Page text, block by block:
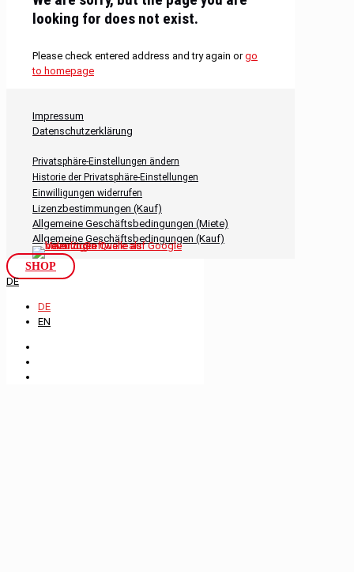
looking for does not exist.
Please check entered address and try again orgo
to homepage
Impressum
Datenschutzerklärung
Privatsphäre-Einstellungen ändern
Historie der Privatsphäre-Einstellungen
Einwilligungen widerrufen
Lizenzbestimmungen (Kauf)
Allgemeine Geschäftsbedingungen (Miete)
Allgemeine Geschäftsbedingungen (Kauf)
SHOP
DE
DE
EN